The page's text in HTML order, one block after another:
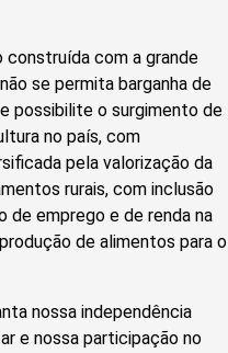
construída com a grande
se permita barganha de
possibilite o surgimento de
no país, com
pela valorização da
rurais, com inclusão
de emprego e de renda na
de alimentos para o
nossa independência
e nossa participação no